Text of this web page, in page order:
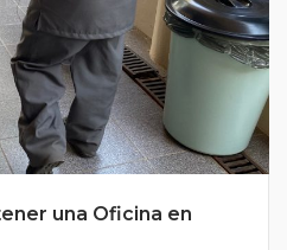
una Oficina en